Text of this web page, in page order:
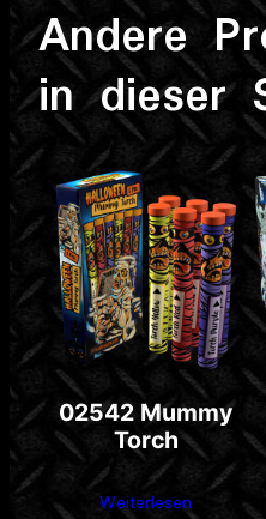
Andere
in dieser
02542 Mummy
Torch
Weiterlesen